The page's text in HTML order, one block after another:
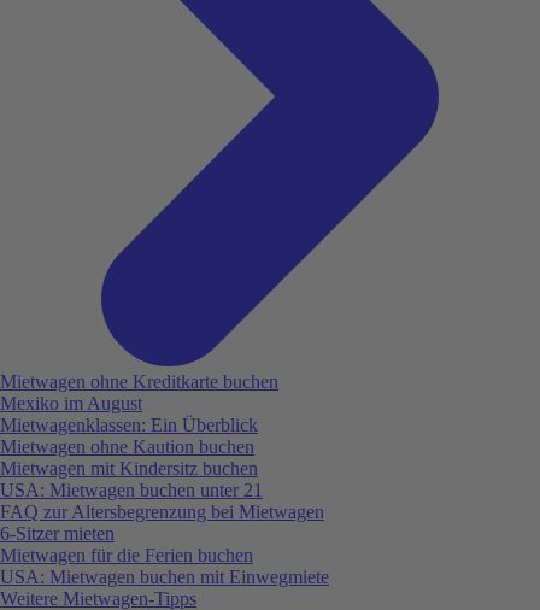
Mietwagen ohne Kreditkarte buchen
Mexiko im August
Mietwagenklassen: Ein Überblick
Mietwagen ohne Kaution buchen
Mietwagen mit Kindersitz buchen
USA: Mietwagen buchen unter 21
FAQ zur Altersbegrenzung bei Mietwagen
6-Sitzer mieten
Mietwagen für die Ferien buchen
USA: Mietwagen buchen mit Einwegmiete
Weitere Mietwagen-Tipps